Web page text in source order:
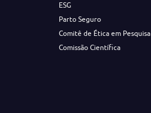
ESG
Parto Seguro
Comitê de Ética em Pesquisa
Comissão Científica